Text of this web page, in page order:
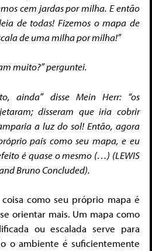
cem jardas por milha. E então
de todas! Fizemos o mapa de
de uma milha por milha!”
muito?” perguntei.
ainda” disse Mein Herr: “os
disseram que iria cobrir
a luz do sol! Então, agora
país como seu mapa, e eu
é quase o mesmo (…) (LEWIS
Bruno Concluded).
como seu próprio mapa é
orientar mais. Um mapa como
ou escalada serve para
o ambiente é suficientemente